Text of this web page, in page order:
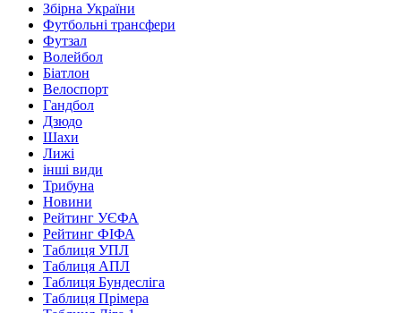
Збірна України
Футбольні трансфери
Футзал
Волейбол
Біатлон
Велоспорт
Гандбол
Дзюдо
Шахи
Лижі
інші види
Трибуна
Новини
Рейтинг УЄФА
Рейтинг ФІФА
Таблиця УПЛ
Таблиця АПЛ
Таблиця Бундесліга
Таблиця Прімера